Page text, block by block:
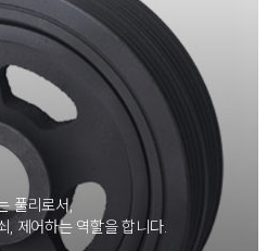
풀리로서,
, 제어하는 역할을 합니다.